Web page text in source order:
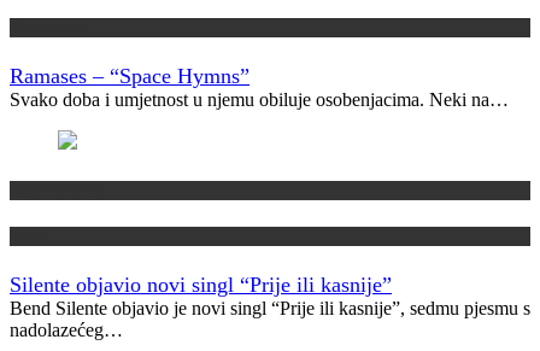
Ramases – “Space Hymns”
Svako doba i umjetnost u njemu obiluje osobenjacima. Neki na…
Silente objavio novi singl “Prije ili kasnije”
Bend Silente objavio je novi singl “Prije ili kasnije”, sedmu pjesmu s
nadolazećeg…